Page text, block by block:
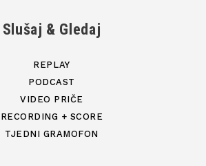
Slušaj & Gledaj
REPLAY
PODCAST
VIDEO PRIČE
RECORDING + SCORE
TJEDNI GRAMOFON